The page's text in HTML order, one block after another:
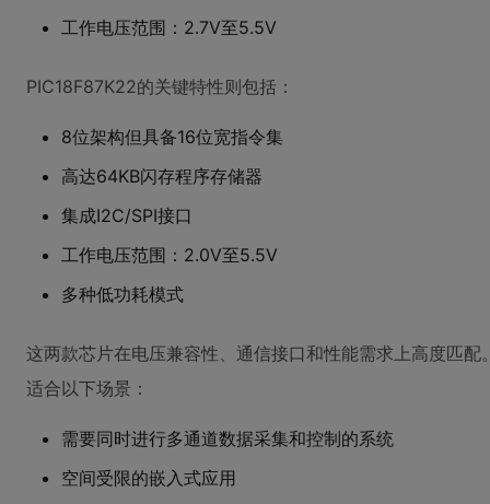
工作电压范围：2.7V至5.5V
PIC18F87K22的关键特性则包括：
8位架构但具备16位宽指令集
高达64KB闪存程序存储器
集成I2C/SPI接口
工作电压范围：2.0V至5.5V
多种低功耗模式
这两款芯片在电压兼容性、通信接口和性能需求上高度匹
适合以下场景：
需要同时进行多通道数据采集和控制的系统
空间受限的嵌入式应用